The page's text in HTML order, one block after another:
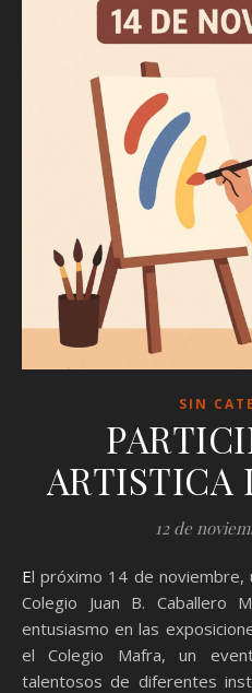
SIN
ARTISTICA
12 de
El próximo 14 de noviembre, un grupo de estudiantes del
Colegio Juan B. Caballero
entusiasmo en las
el Colegio Mafra, un
talentosos de diferentes